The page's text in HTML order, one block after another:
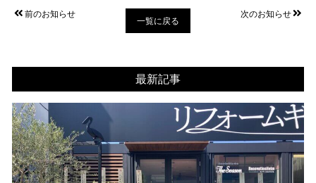
前のお知らせ
一覧に戻る
次のお知らせ
最新記事